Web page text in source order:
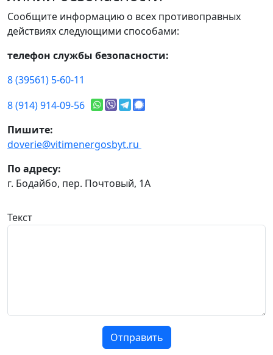
Сообщите информацию о всех противоправных
действиях следующими способами:
телефон службы безопасности:
8 (39561) 5-60-11
8 (914) 914-09-56
Пишите:
doverie@vitimenergosbyt.ru
По адресу:
г. Бодайбо, пер. Почтовый, 1А
Текст
Отправить